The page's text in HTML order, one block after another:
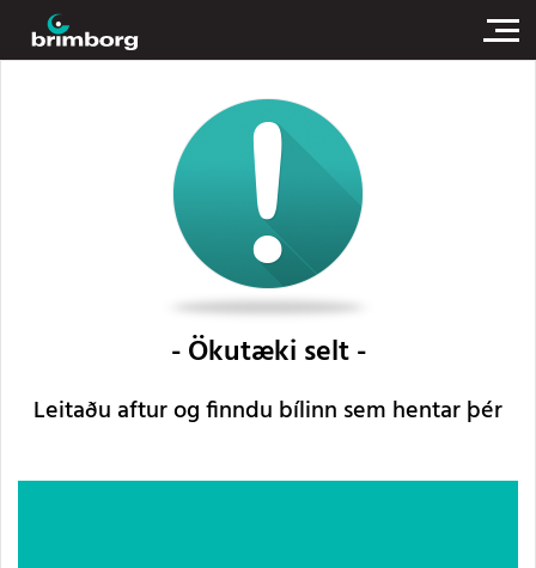
Ökutæki selt
Leitaðu aftur og finndu bílinn sem hentar þér